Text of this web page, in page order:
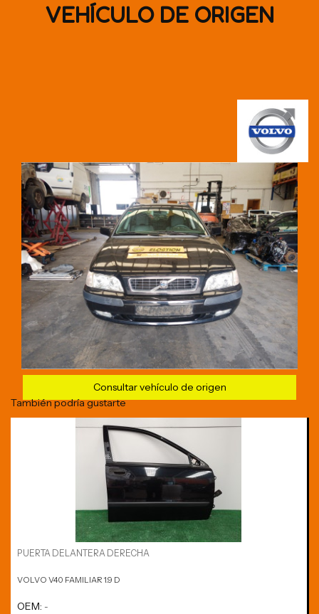
VEHÍCULO DE ORIGEN
Consultar vehículo de origen
También podría gustarte
PUERTA DELANTERA DERECHA
VOLVO V40 FAMILIAR 1.9 D
OEM: -